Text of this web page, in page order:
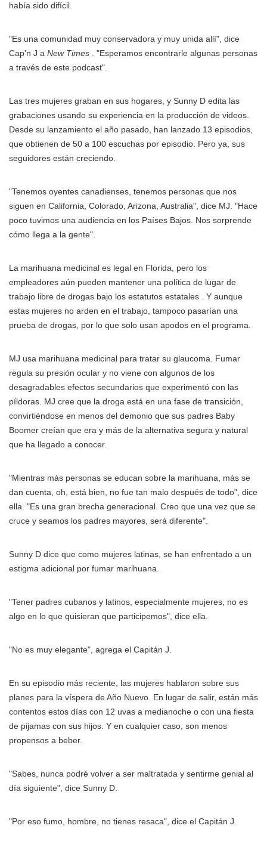
había sido difícil.
"Es una comunidad muy conservadora y muy unida allí", dice
Cap'n J a New Times . "Esperamos encontrarle algunas personas
a través de este podcast".
Las tres mujeres graban en sus hogares, y Sunny D edita las
grabaciones usando su experiencia en la producción de videos.
Desde su lanzamiento el año pasado, han lanzado 13 episodios,
que obtienen de 50 a 100 escuchas por episodio. Pero ya, sus
seguidores están creciendo.
"Tenemos oyentes canadienses, tenemos personas que nos
siguen en California, Colorado, Arizona, Australia", dice MJ. "Hace
poco tuvimos una audiencia en los Países Bajos. Nos sorprende
cómo llega a la gente".
La marihuana medicinal es legal en Florida, pero los
empleadores aún pueden mantener una política de lugar de
trabajo libre de drogas bajo los estatutos estatales . Y aunque
estas mujeres no arden en el trabajo, tampoco pasarían una
prueba de drogas, por lo que solo usan apodos en el programa.
MJ usa marihuana medicinal para tratar su glaucoma. Fumar
regula su presión ocular y no viene con algunos de los
desagradables efectos secundarios que experimentó con las
píldoras. MJ cree que la droga está en una fase de transición,
convirtiéndose en menos del demonio que sus padres Baby
Boomer creían que era y más de la alternativa segura y natural
que ha llegado a conocer.
"Mientras más personas se educan sobre la marihuana, más se
dan cuenta, oh, está bien, no fue tan malo después de todo", dice
ella. "Es una gran brecha generacional. Creo que una vez que se
cruce y seamos los padres mayores, será diferente".
Sunny D dice que como mujeres latinas, se han enfrentado a un
estigma adicional por fumar marihuana.
"Tener padres cubanos y latinos, especialmente mujeres, no es
algo en lo que quisieran que participemos", dice ella.
"No es muy elegante", agrega el Capitán J.
En su episodio más reciente, las mujeres hablaron sobre sus
planes para la víspera de Año Nuevo. En lugar de salir, están más
contentos estos días con 12 uvas a medianoche o con una fiesta
de pijamas con sus hijos. Y en cualquier caso, son menos
propensos a beber.
"Sabes, nunca podré volver a ser maltratada y sentirme genial al
día siguiente", dice Sunny D.
"Por eso fumo, hombre, no tienes resaca", dice el Capitán J.